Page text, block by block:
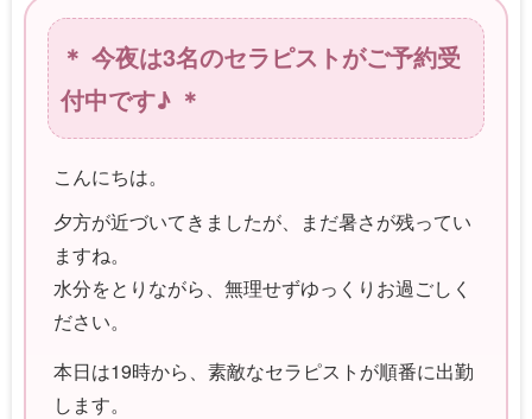
＊ 今夜は3名のセラピストがご予約受
付中です♪ ＊
こんにちは。
夕方が近づいてきましたが、まだ暑さが残ってい
ますね。
水分をとりながら、無理せずゆっくりお過ごしく
ださい。
本日は19時から、素敵なセラピストが順番に出勤
します。